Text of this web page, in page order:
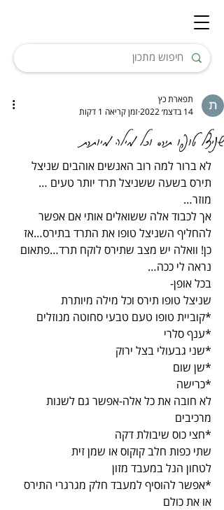
שניצל טופו תירס וכל מילה מיותרת
תפארת כץ
14 בדצמ׳ 2022
זמן קריאה 1 דקות
לא ברור למה רוב האנשים אוהבים שניצל
תירס בשעה ששניצל תרד יותר טעים …
מוזר…
אך לכבוד אלה ששואלים אותי אם אפשר
להחליף השניצל טופו את התרד בתירס…אז
כן! וואלה יש מצב שתירס לוקח תרד…פתאום
נראה לי ככה…
בכל אופן-
שניצל טופו תירס וכל מילה מיותרת
*קוביית טופו טעם טבעי סחוטה מנוזלים
*ענף סלרי
*שני גבעולי בצל ירוק
*שן שום
*כרישה
לא חובה את כל אלה-אפשר גם לשנות
מרכיבים
*חצי כוס שיבולת דקה
שתי כפות חלב קוקוס או שמן זית
לטחון הנל במעבד מזון
*אפשר להוסיף למעבד חלק מגרגרי התירס
או את כולם